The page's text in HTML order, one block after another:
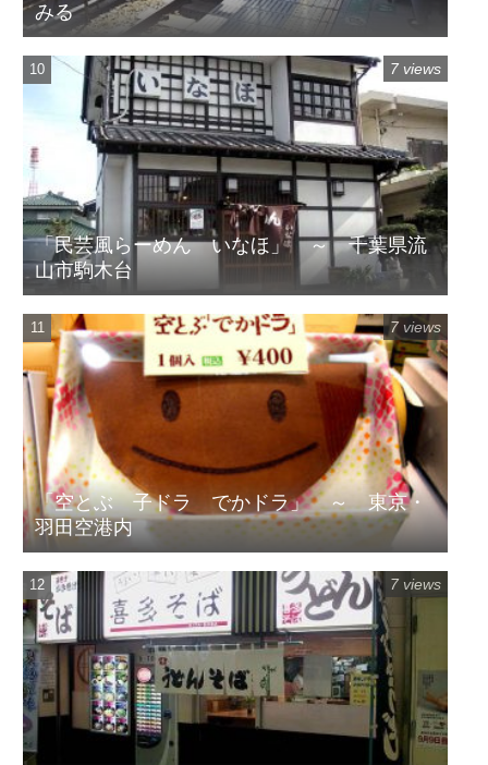
みる
「民芸風らーめん いなほ」 ～ 千葉県流
山市駒木台
7 views
「空とぶ 子ドラ でかドラ」 ～ 東京・
羽田空港内
7 views
7 views